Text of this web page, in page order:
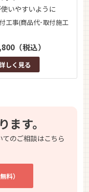
いやすいように
工事(商品代･取付施工
（税込）
しく見る
ます。
てのご相談はこちら
料）